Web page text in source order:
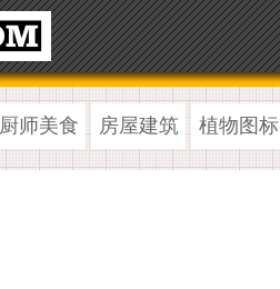
厨师美食 房屋建筑 植物图标